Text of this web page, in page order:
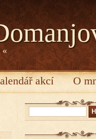
«
akcí O
Vyhledávání